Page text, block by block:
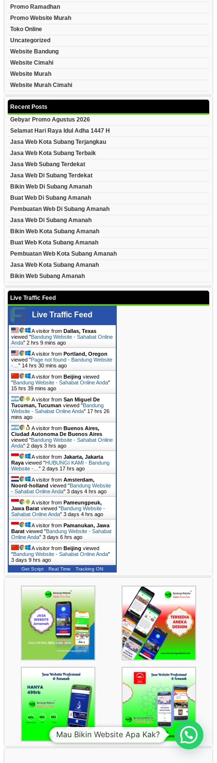
Promo Ramadhan
Promo Website Murah
Toko Online
Uncategorized
Website Bandung
Website Cimahi
Website Murah
Website Murah Cimahi
Recent Posts
Gebyar Promo Agustus 2026
Selamat Hari Raya Idul Adha 1447 H
Jasa Web Kota Subang Terjangkau
Jasa Web Kota Subang Terbaik
Jasa Web Subang Terdekat
Jasa Web Di Subang Terdekat
Bikin Web Di Subang Amanah
Buat Web Di Subang Amanah
Pembuatan Web Di Subang Amanah
Jasa Web Di Subang Amanah
Bikin Web Kota Subang Amanah
Buat Web Kota Subang Amanah
Pembuatan Web Kota Subang Amanah
Jasa Web Kota Subang Amanah
Bikin Web Subang Amanah
Live Traffic Feed
Live Traffic Feed
A visitor from Dallas, Texas
viewed "Bandung Website - Sahabat Online
Anda" 2 hrs 9 mins ago
A visitor from Portland, Oregon
viewed "Page not found - Bandung Website
-… " 14 hrs 30 mins ago
A visitor from Beijing viewed
"Bandung Website - Sahabat Online Anda"
15 hrs 39 mins ago
A visitor from San Miguel De
Tucuman, Tucuman viewed "Bandung
Website - Sahabat Online Anda" 17 hrs 26
mins ago
A visitor from Buenos Aires,
Ciudad Autonoma De Buenos Aires
viewed "Bandung Website - Sahabat Online
Anda" 2 days 3 hrs ago
A visitor from Jakarta, Jakarta
Raya viewed "HUBUNGI KAMI - Bandung
Website -… " 2 days 17 hrs ago
A visitor from Amsterdam,
Noord-holland viewed "Bandung Website
- Sahabat Online Anda" 3 days 4 hrs ago
A visitor from Pameungpeuk,
Jawa Barat viewed "Bandung Website -
Sahabat Online Anda" 3 days 4 hrs ago
A visitor from Pamanukan, Jawa
Barat viewed "Bandung Website - Sahabat
Online Anda" 3 days 6 hrs ago
A visitor from Beijing viewed
"Bandung Website - Sahabat Online Anda"
3 days 9 hrs ago
Get Script Real Time Tracking ON